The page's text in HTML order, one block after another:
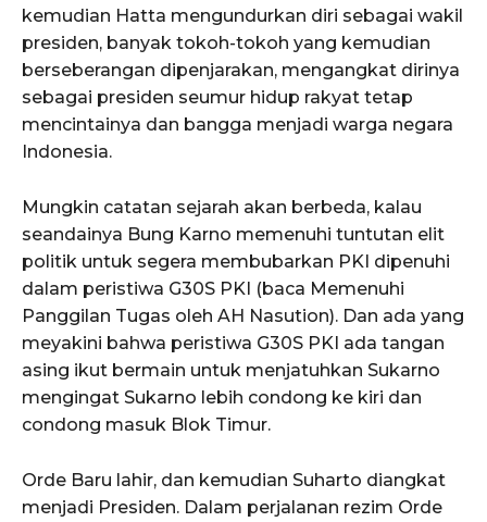
kemudian Hatta mengundurkan diri sebagai wakil
presiden, banyak tokoh-tokoh yang kemudian
berseberangan dipenjarakan, mengangkat dirinya
sebagai presiden seumur hidup rakyat tetap
mencintainya dan bangga menjadi warga negara
Indonesia.
Mungkin catatan sejarah akan berbeda, kalau
seandainya Bung Karno memenuhi tuntutan elit
politik untuk segera membubarkan PKI dipenuhi
dalam peristiwa G30S PKI (baca Memenuhi
Panggilan Tugas oleh AH Nasution). Dan ada yang
meyakini bahwa peristiwa G30S PKI ada tangan
asing ikut bermain untuk menjatuhkan Sukarno
mengingat Sukarno lebih condong ke kiri dan
condong masuk Blok Timur.
Orde Baru lahir, dan kemudian Suharto diangkat
menjadi Presiden. Dalam perjalanan rezim Orde